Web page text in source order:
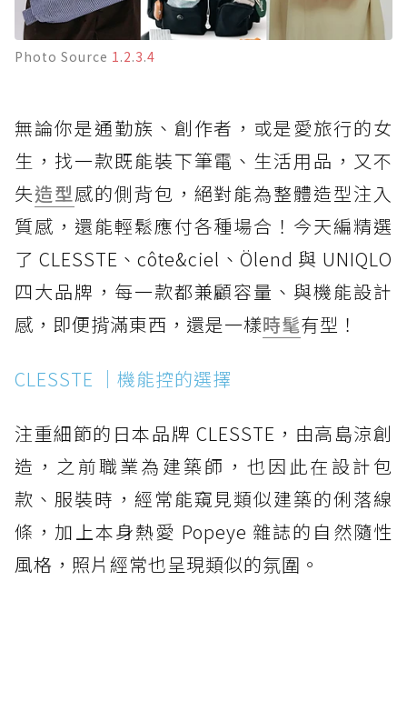
Photo Source 1 .2.3.4
無論你是通勤族、創作者，或是愛旅行的女
生，找一款既能裝下筆電、生活用品，又不
失造型感的側背包，絕對能為整體造型注入
質感，還能輕鬆應付各種場合！今天編精選
了 CLESSTE、côte&ciel、Ölend 與 UNIQLO
四大品牌，每一款都兼顧容量、與機能設計
感，即便揹滿東西，還是一樣時髦有型！
CLESSTE ｜機能控的選擇
注重細節的日本品牌 CLESSTE，由高島涼創
造，之前職業為建築師，也因此在設計包
款、服裝時，經常能窺見類似建築的俐落線
條，加上本身熱愛 Popeye 雜誌的自然隨性
風格，照片經常也呈現類似的氛圍。